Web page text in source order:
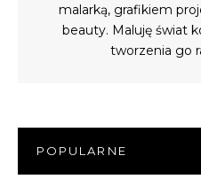
malarką, grafikiem
beauty. Maluję świat
tworzenia go
POPULARNE